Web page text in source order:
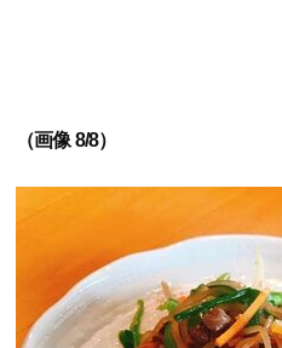
（画像 8/8）